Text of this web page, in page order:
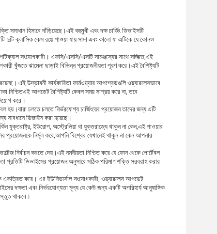
সমাধান হিসাবে দাঁড়িয়েছে।এই বহুমুখী এবং দক্ষ চার্জিং ডিভাইসটি
ক্লাসিক কেস রঙে পাওয়া যায় সাদা এবং কালো যা এটিকে যে কোনও
সংযোগকারী। এফসি/এসসি/এসটি সামঞ্জস্যের সাথে সজ্জিত,এই
খুঁজতে ঝামেলা ছাড়াই বিভিন্ন প্রয়োজনীয়তা পূরণ করে।এই বৈশিষ্ট্যটি
এই উদ্ভাবনী কার্যকারিতা ফার্মওয়্যার আপগ্রেডগুলি ওয়্যারলেসভাবে
নিশ্চিতএই আপডেট বৈশিষ্ট্যটি কেবল সময় সাশ্রয় করে না, তবে
করে।
চলতে চলতে নির্ভরযোগ্য চার্জিংয়ের প্রয়োজন তাদের জন্য এটি
সাবধানে ডিজাইন করা হয়েছে।
যুক্তরাষ্ট্র, ইউরোপ, অস্ট্রেলিয়া বা যুক্তরাজ্যে থাকুন না কেন,এই পাওয়ার
প্রয়োজনকে নির্মূল করে,আপনি বিশ্বের যেখানেই থাকুন না কেন আপনার
নির্বাচন করতে দেয়।এই নমনীয়তা নিশ্চিত করে যে ফোন থেকে পোর্টেবল
প্রতিটি ডিভাইসের প্রয়োজন অনুসারে সঠিক পরিমাণ শক্তি সরবরাহ করার
একত্রিত করে। এর ইউনিভার্সাল সংযোগকারী, ওয়্যারলেস আপডেট
দক্ষতা এবং নির্ভরযোগ্যতা মূল্য যে কেউ জন্য একটি অপরিহার্য আনুষাঙ্গিক
থাকবে।